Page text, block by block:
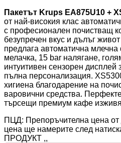
Пакетът Krups EA875U10 +
от най-високия клас
с професионален почистващ
безупречен вкус и дълъг
предлага автоматична
мелачка, 15 bar налягане,
интуитивен сензорен дисплей
пълна персонализация.
хигиена благодарение на
варовични средства.
търсещи премиум кафе
ПЦД: Препоръчителна цена от
цена ще намерите след
ПРОДУКТ ,,